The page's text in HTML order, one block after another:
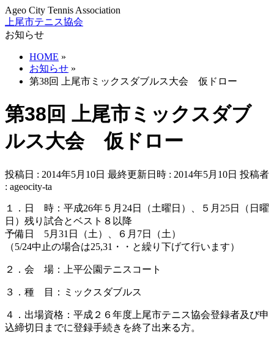
Ageo City Tennis Association
上尾市テニス協会
お知らせ
HOME »
お知らせ »
第38回 上尾市ミックスダブルス大会 仮ドロー
第38回 上尾市ミックスダブ
ルス大会 仮ドロー
投稿日 : 2014年5月10日 最終更新日時 : 2014年5月10日 投稿者
: ageocity-ta
１．日 時：平成26年５月24日（土曜日）、５月25日（日曜
日）残り試合とベスト８以降
予備日 5月31日（土）、６月7日（土）
（5/24中止の場合は25,31・・と繰り下げて行います）
２．会 場：上平公園テニスコート
３．種 目：ミックスダブルス
４．出場資格：平成２６年度上尾市テニス協会登録者及び申
込締切日までに登録手続きを終了出来る方。